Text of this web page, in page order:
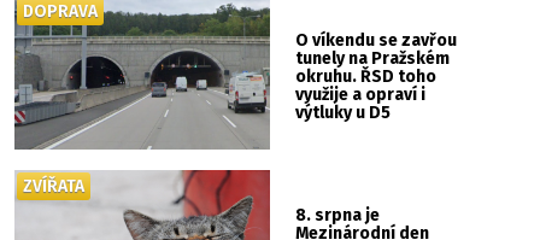
O víkendu se zavřou
tunely na Pražském
okruhu. ŘSD toho
využije a opraví i
výtluky u D5
DOPRAVA
8. srpna je
Mezinárodní den
ZVÍŘATA